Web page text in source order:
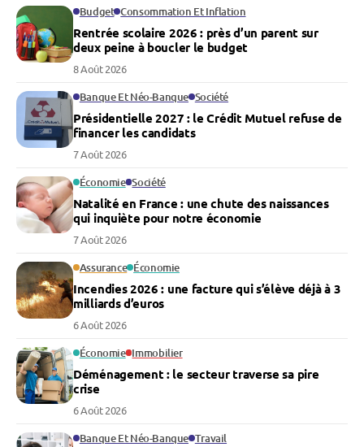
Budget Consommation Et Inflation
Rentrée scolaire 2026 : près d’un parent sur
deux peine à boucler le budget
8 Août 2026
Banque Et Néo-Banque Société
Présidentielle 2027 : le Crédit Mutuel refuse de
financer les candidats
7 Août 2026
Économie Société
Natalité en France : une chute des naissances
qui inquiète pour notre économie
7 Août 2026
Assurance Économie
Incendies 2026 : une facture qui s’élève déjà à 3
milliards d’euros
6 Août 2026
Économie Immobilier
Déménagement : le secteur traverse sa pire
crise
6 Août 2026
Banque Et Néo-Banque Travail